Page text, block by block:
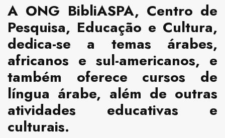
A ONG BibliASPA, Centro de
Pesquisa, Educação e Cultura,
dedica-se a temas árabes,
africanos e sul-americanos, e
também oferece cursos de
língua árabe, além de outras
atividades educativas e
culturais.